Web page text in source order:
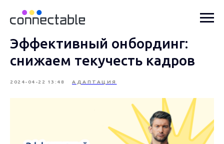
Эффективный онбординг:
снижаем текучесть кадров
2024-04-22 13:48 АДАПТАЦИЯ